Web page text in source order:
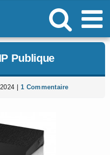
Publique
1 Commentaire